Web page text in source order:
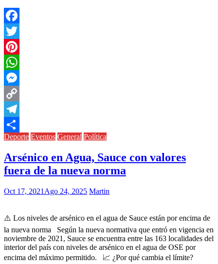
Facebook
Twitter
Pinterest
WhatsApp
Messenger
Copy
Link
Telegram
Compartir
Deporte Eventos General Política
Arsénico en Agua, Sauce con valores
fuera de la nueva norma
Oct 17, 2021 Ago 24, 2025 Martin
⚠️ Los niveles de arsénico en el agua de Sauce están por encima de
la nueva norma Según la nueva normativa que entró en vigencia en
noviembre de 2021, Sauce se encuentra entre las 163 localidades del
interior del país con niveles de arsénico en el agua de OSE por
encima del máximo permitido. 📈 ¿Por qué cambia el límite?